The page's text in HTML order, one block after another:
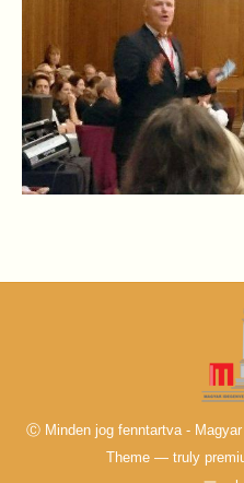
Ⓒ Minden jog fenntartva -
Theme — truly